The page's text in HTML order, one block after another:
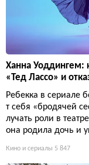
Ханна Уоддингем:
«Тед Лассо» и
Ребекка в сериале
т себя «бродячей
лучать роли в
она родила дочь и
Кино и сериалы 5 847